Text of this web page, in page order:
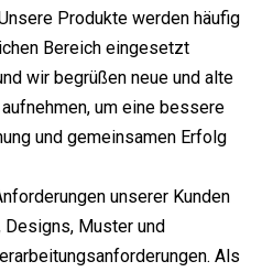
Produkte werden häufig
Bereich eingesetzt
wir begrüßen neue und alte
um eine bessere
und gemeinsamen Erfolg
unserer Kunden
Muster und
Als